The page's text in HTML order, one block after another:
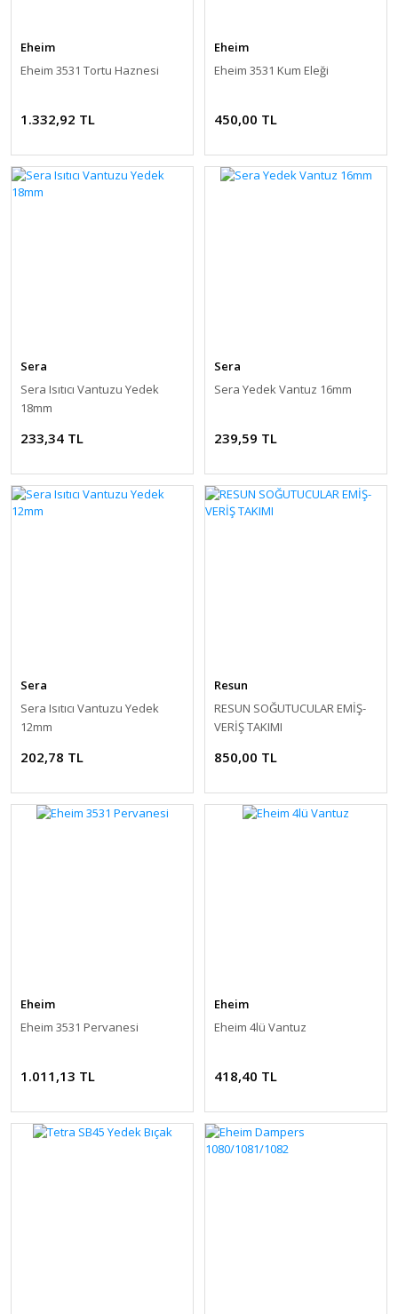
Eheim
Eheim 3531 Tortu Haznesi
1.332,92 TL
Eheim
Eheim 3531 Kum Eleği
450,00 TL
Sera
Sera Isıtıcı Vantuzu Yedek
18mm
233,34 TL
Sera
Sera Yedek Vantuz 16mm
239,59 TL
Sera
Sera Isıtıcı Vantuzu Yedek
12mm
202,78 TL
Resun
RESUN SOĞUTUCULAR EMİŞ-
VERİŞ TAKIMI
850,00 TL
Eheim
Eheim 3531 Pervanesi
1.011,13 TL
Eheim
Eheim 4lü Vantuz
418,40 TL